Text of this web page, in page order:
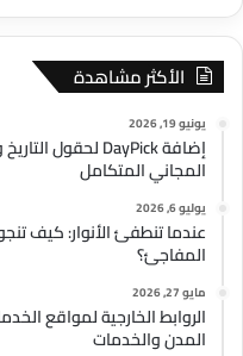
الأكثر مشاهدة
يونيو 19, 2026
المجاني المتكامل
يوليو 6, 2026
المفاجئ؟
مايو 27, 2026
الروابط الخارجية لمواقع
المدن والخدمات